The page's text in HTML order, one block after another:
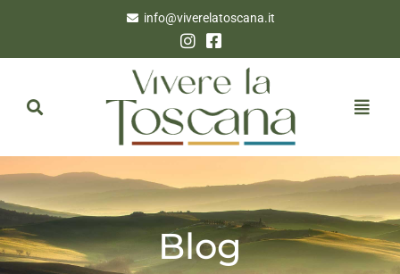
info@viverelatoscana.it
Blog